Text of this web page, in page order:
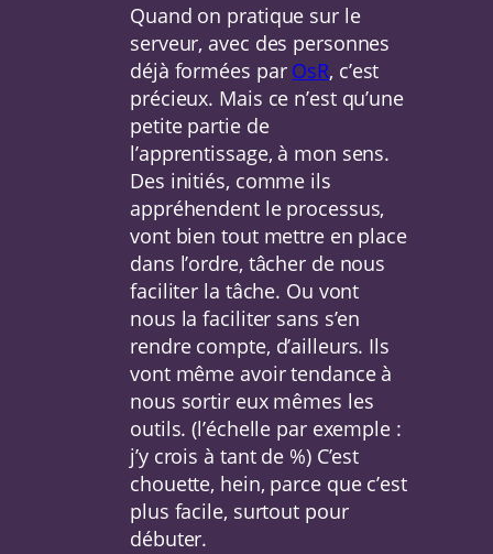
Quand on pratique sur le
serveur, avec des personnes
déjà formées par OsR, c’est
précieux. Mais ce n’est qu’une
petite partie de
l’apprentissage, à mon sens.
Des initiés, comme ils
appréhendent le processus,
vont bien tout mettre en place
dans l’ordre, tâcher de nous
faciliter la tâche. Ou vont
nous la faciliter sans s’en
rendre compte, d’ailleurs. Ils
vont même avoir tendance à
nous sortir eux mêmes les
outils. (l’échelle par exemple :
j’y crois à tant de %) C’est
chouette, hein, parce que c’est
plus facile, surtout pour
débuter.